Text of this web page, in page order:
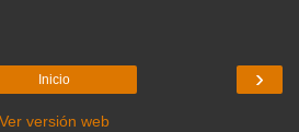
›
Inicio
Ver versión web